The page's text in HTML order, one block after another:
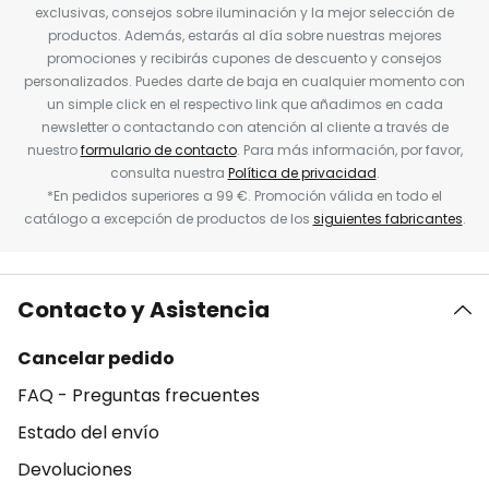
exclusivas, consejos sobre iluminación y la mejor selección de
productos. Además, estarás al día sobre nuestras mejores
promociones y recibirás cupones de descuento y consejos
personalizados. Puedes darte de baja en cualquier momento con
un simple click en el respectivo link que añadimos en cada
newsletter o contactando con atención al cliente a través de
nuestroformulario de contacto. Para más información, por favor,
consulta nuestra Política de privacidad.
*En pedidos superiores a 99 €. Promoción válida en todo el
catálogo a excepción de productos de los siguientes fabricantes.
Contacto y Asistencia
Cancelar pedido
FAQ - Preguntas frecuentes
Estado del envío
Devoluciones